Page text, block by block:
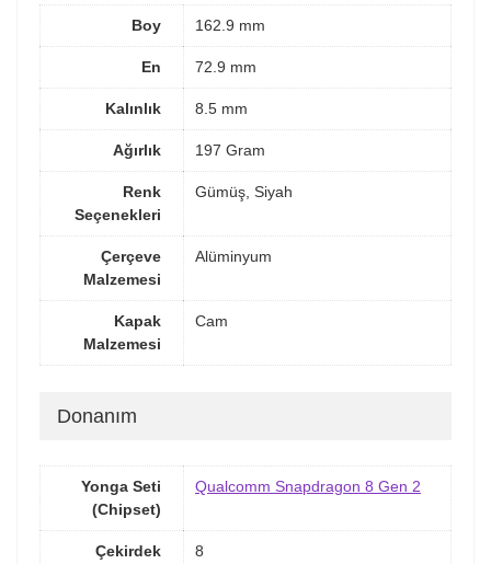
Boy 162.9 mm
En 72.9 mm
Kalınlık 8.5 mm
Ağırlık 197 Gram
Renk
Seçenekleri
Gümüş, Siyah
Çerçeve
Malzemesi
Alüminyum
Kapak
Malzemesi
Cam
Donanım
Yonga Seti
(Chipset)
Qualcomm Snapdragon 8 Gen 2
Çekirdek 8